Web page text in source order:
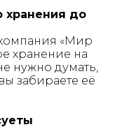
хранения до
«Мир
хранение на
нужно думать,
забираете её